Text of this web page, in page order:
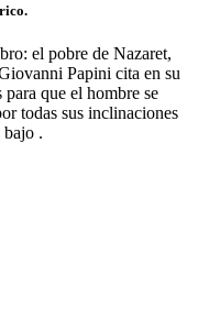
el pobre de Nazaret,
Papini cita en su
para que el hombre se
todas sus inclinaciones
bajo .